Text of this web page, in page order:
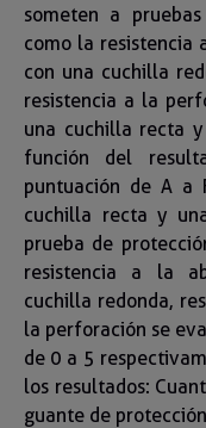
someten a
como la resistencia
con una cuchilla
resistencia a la
una cuchilla recta
función del
puntuación de A a
cuchilla recta y
prueba de
resistencia a la
cuchilla redonda,
la perforación se
de 0 a 5
los resultados:
guante de